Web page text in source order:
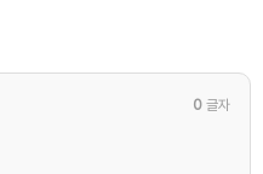
0 글자